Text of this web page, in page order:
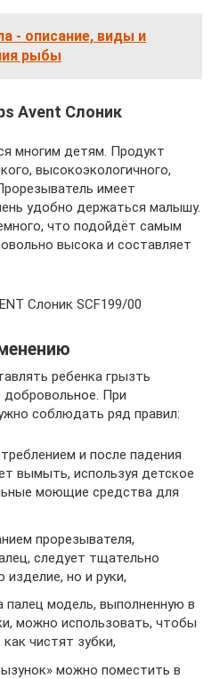
- описание, виды и
рыбы
Avent Слоник
многим детям. Продукт
высокоэкологичного,
имеет
удобно держаться малышу.
что подойдёт самым
высока и составляет
Слоник SCF199/00
ребенка грызть
При
соблюдать ряд правил:
и после падения
вымыть, используя детское
моющие средства для
прорезывателя,
следует тщательно
но и руки,
модель, выполненную в
можно использовать, чтобы
чистят зубки,
можно поместить в